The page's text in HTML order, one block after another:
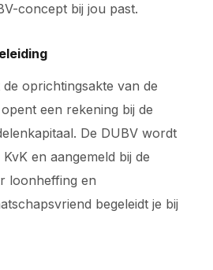
concept bij jou past.
oprichtingsakte van de
een rekening bij de
De DUBV wordt
en aangemeld bij de
loonheffing en
begeleidt je bij